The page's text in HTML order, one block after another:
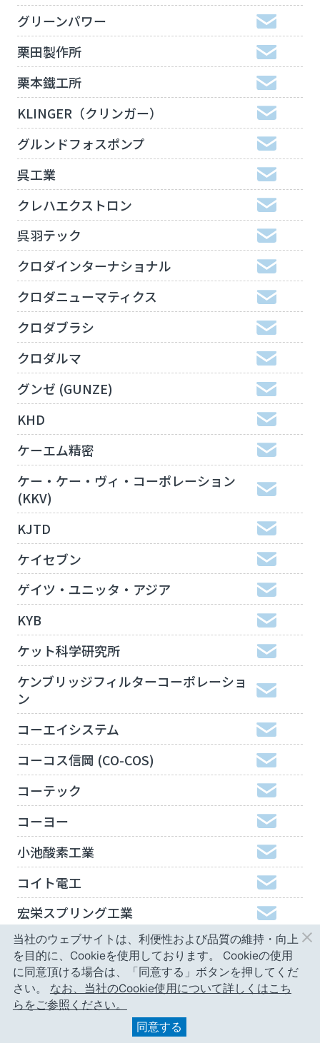
グリーンパワー
栗田製作所
栗本鐵工所
KLINGER（クリンガー）
グルンドフォスポンプ
呉工業
クレハエクストロン
呉羽テック
クロダインターナショナル
クロダニューマティクス
クロダブラシ
クロダルマ
グンゼ (GUNZE)
KHD
ケーエム精密
ケー・ケー・ヴィ・コーポレーション
(KKV)
KJTD
ケイセブン
ゲイツ・ユニッタ・アジア
KYB
ケット科学研究所
ケンブリッジフィルターコーポレーショ
ン
コーエイシステム
コーコス信岡 (CO-COS)
コーテック
コーヨー
小池酸素工業
コイト電工
宏栄スプリング工業
工機ホールディングスジャパン
弘進ゴム
神津精機
当社のウェブサイトは、利便性および品質の維持・向上
を目的に、Cookieを使用しております。
Cookieの使用
に同意頂ける場合は、「同意する」ボタンを押してくだ
さい。
なお、当社のCookie使用について詳しくはこち
らをご参照ください。
同意する